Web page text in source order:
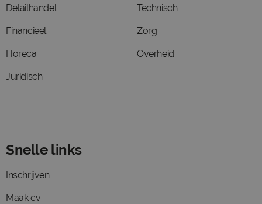
Detailhandel
Financieel
Horeca
Juridisch
Technisch
Zorg
Overheid
Snelle links
Inschrijven
Maak cv